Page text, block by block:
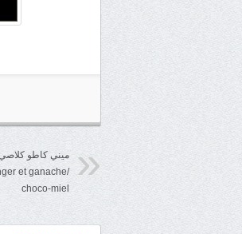
ميني كاطو كلاصي
et ganache
choco-miel